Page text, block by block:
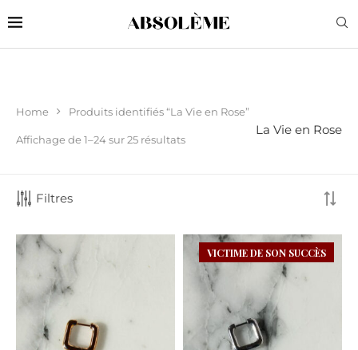
Home Produits identifiés “La Vie en Rose”
Affichage de 1–24 sur 25 résultats
La Vie en Rose
Filtres
VICTIME DE SON SUCCÈS